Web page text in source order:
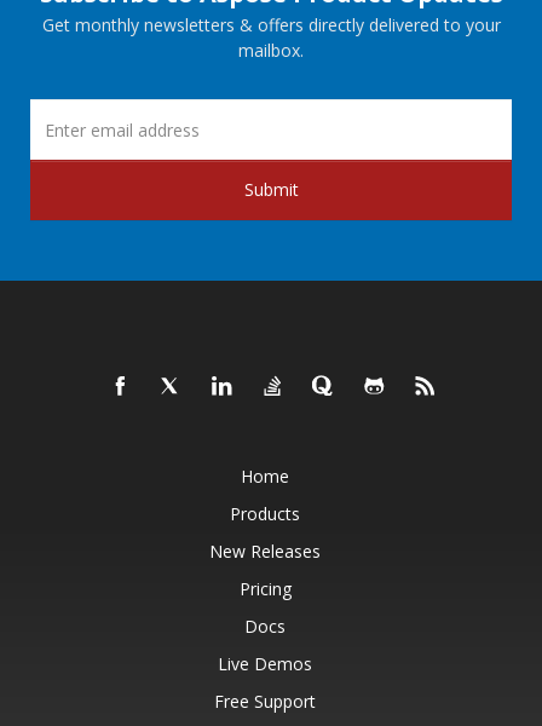
Get monthly newsletters & offers directly delivered to your
mailbox.
Submit
Home
Products
New Releases
Pricing
Docs
Live Demos
Free Support